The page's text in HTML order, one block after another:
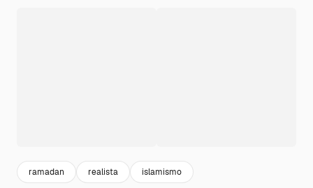
ramadan realista islamismo